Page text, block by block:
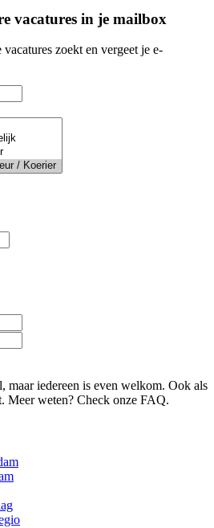
vacatures in je mailbox
zoekt en vergeet je e-
maar iedereen is even welkom. Ook als
Meer weten? Check onze FAQ.